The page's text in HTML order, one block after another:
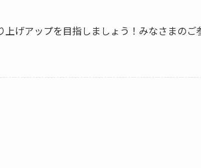
げアップを目指しましょう！ みなさまのご